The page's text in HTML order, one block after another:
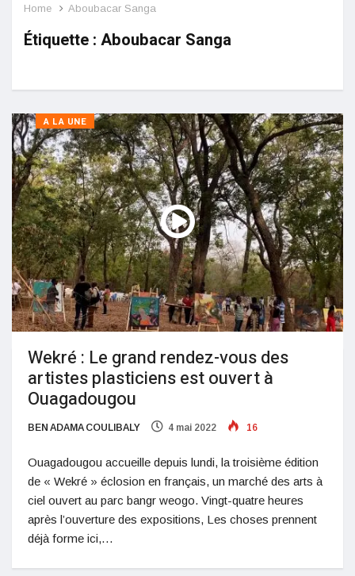
Home Aboubacar Sanga
Étiquette : Aboubacar Sanga
A LA UNE
Wekré : Le grand rendez-vous des
artistes plasticiens est ouvert à
Ouagadougou
BEN ADAMA COULIBALY 4 mai 2022 16
Ouagadougou accueille depuis lundi, la troisième édition
de « Wekré » éclosion en français, un marché des arts à
ciel ouvert au parc bangr weogo. Vingt-quatre heures
après l’ouverture des expositions, Les choses prennent
déjà forme ici,…